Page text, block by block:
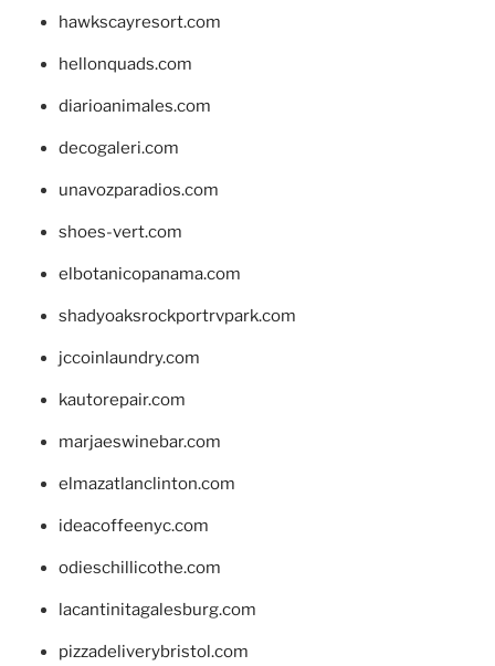
hawkscayresort.com
hellonquads.com
diarioanimales.com
decogaleri.com
unavozparadios.com
shoes-vert.com
elbotanicopanama.com
shadyoaksrockportrvpark.com
jccoinlaundry.com
kautorepair.com
marjaeswinebar.com
elmazatlanclinton.com
ideacoffeenyc.com
odieschillicothe.com
lacantinitagalesburg.com
pizzadeliverybristol.com